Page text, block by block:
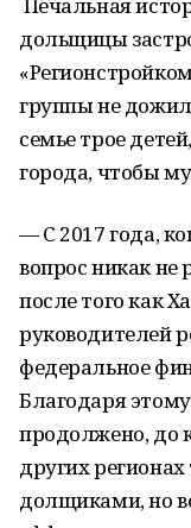
дольщицы
группы не
семье трое
города, чтобы
— С 2017 года,
вопрос никак не
после того как
руководителей
федеральное
Благодаря
продолжено, до
других
долщиками, но